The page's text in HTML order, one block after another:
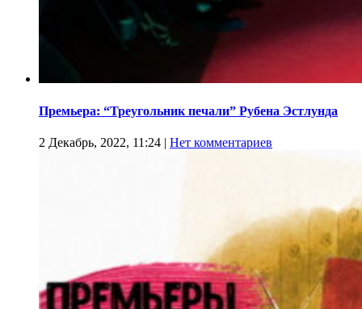
Премьера: “Треугольник печали” Рубена Эстлунда
2 Декабрь, 2022, 11:24 | Нет комментариев